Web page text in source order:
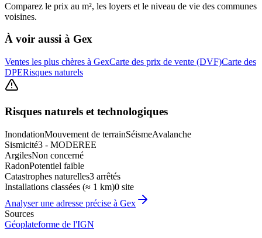
Comparez le prix au m², les loyers et le niveau de vie des communes
voisines.
À voir aussi à Gex
Ventes les plus chères à GexCarte des prix de vente (DVF)Carte des
DPERisques naturels
Risques naturels et technologiques
InondationMouvement de terrainSéismeAvalanche
Sismicité3 - MODEREE
ArgilesNon concerné
RadonPotentiel faible
Catastrophes naturelles3 arrêtés
Installations classées (≈ 1 km)0 site
Analyser une adresse précise à Gex
Sources
Géoplateforme de l'IGN